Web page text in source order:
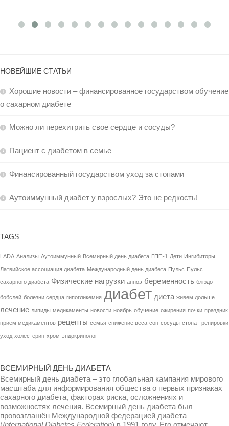
НОВЕЙШИЕ СТАТЬИ
Хорошие новости – финансированное государством обучение
о сахарном диабете
Можно ли перехитрить свое сердце и сосуды?
Пациент с диабетом в семье
Финансированный государством уход за стопами
Аутоиммунный диабет у взрослых? Это не редкость!
TAGS
LADA Анализы Аутоиммунный Всемирный день диабета ГПП-1 Дети Ингибиторы
Латвийское ассоциация диабета Международный день диабета Пульс Пульс
сахарного диабета Физические нагрузки апноэ беременность блюдо
бобслей болезни сердца гипогликемия диабет диета живем дольше
лечение липиды медикаменты новости ноябрь обучение ожирения почки праздник
прием медикаментов рецепты семья снижение веса сон сосуды стопа тренировки
уход холестерин хром эндокринолог
ВСЕМИРНЫЙ ДЕНЬ ДИАБЕТА
Всемирный день диабета – это глобальная кампания мирового
масштаба для информирования общества о первых признаках
сахарного диабета, факторах риска, осложнениях и
возможностях лечения. Всемирный день диабета был
провозглашён Международной федерацией диабета